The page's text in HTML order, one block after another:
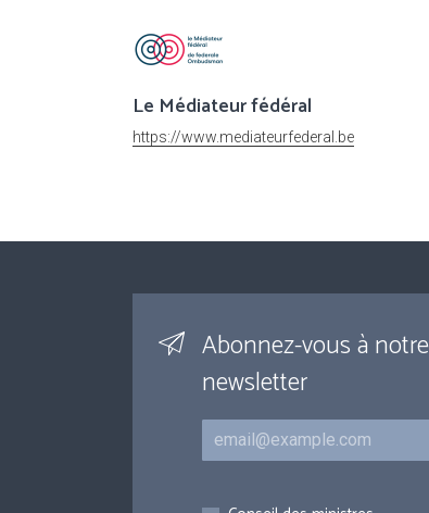
Le Médiateur fédéral
https://www.mediateurfederal.be
Abonnez-vous à notre
newsletter
Courriel
Inscriptions